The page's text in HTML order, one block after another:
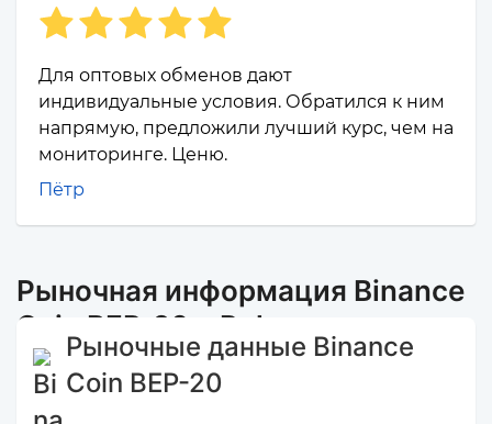
Для оптовых обменов дают
индивидуальные условия. Обратился к ним
напрямую, предложили лучший курс, чем на
мониторинге. Ценю.
Пётр
Рыночная информация Binance
Coin BEP-20 и Polygon
Рыночные данные Binance
Coin BEP-20